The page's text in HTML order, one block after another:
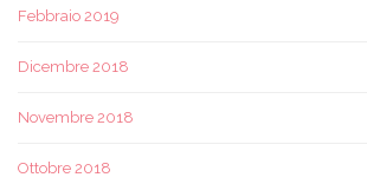
Febbraio 2019
Dicembre 2018
Novembre 2018
Ottobre 2018